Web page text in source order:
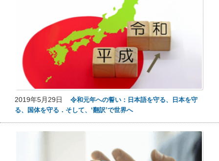
2019年5月29日 令和元年への誓い：日本語を守る、日本を守
る、国体を守る．そして、‘翻訳’で世界へ